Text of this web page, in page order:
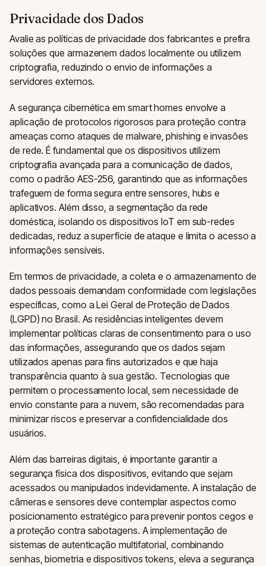
Privacidade dos Dados
Avalie as políticas de privacidade dos fabricantes e prefira
soluções que armazenem dados localmente ou utilizem
criptografia, reduzindo o envio de informações a
servidores externos.
A segurança cibernética em smart homes envolve a
aplicação de protocolos rigorosos para proteção contra
ameaças como ataques de malware, phishing e invasões
de rede. É fundamental que os dispositivos utilizem
criptografia avançada para a comunicação de dados,
como o padrão AES-256, garantindo que as informações
trafeguem de forma segura entre sensores, hubs e
aplicativos. Além disso, a segmentação da rede
doméstica, isolando os dispositivos IoT em sub-redes
dedicadas, reduz a superfície de ataque e limita o acesso a
informações sensíveis.
Em termos de privacidade, a coleta e o armazenamento de
dados pessoais demandam conformidade com legislações
específicas, como a Lei Geral de Proteção de Dados
(LGPD) no Brasil. As residências inteligentes devem
implementar políticas claras de consentimento para o uso
das informações, assegurando que os dados sejam
utilizados apenas para fins autorizados e que haja
transparência quanto à sua gestão. Tecnologias que
permitem o processamento local, sem necessidade de
envio constante para a nuvem, são recomendadas para
minimizar riscos e preservar a confidencialidade dos
usuários.
Além das barreiras digitais, é importante garantir a
segurança física dos dispositivos, evitando que sejam
acessados ou manipulados indevidamente. A instalação de
câmeras e sensores deve contemplar aspectos como
posicionamento estratégico para prevenir pontos cegos e
a proteção contra sabotagens. A implementação de
sistemas de autenticação multifatorial, combinando
senhas, biometria e dispositivos tokens, eleva a segurança